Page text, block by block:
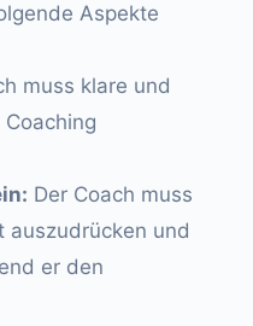
Aspekte
muss klare und
Der Coach muss
auszudrücken und
er den